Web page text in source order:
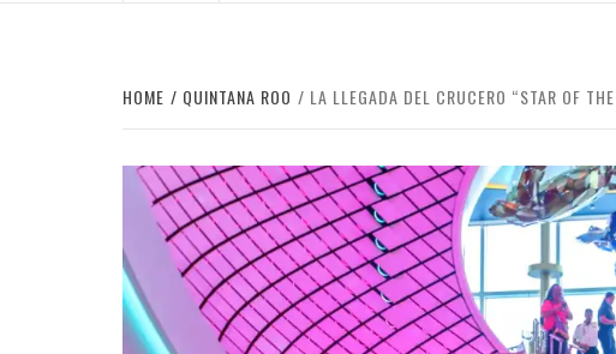
HOME QUINTANA ROO LA LLEGADA DEL CRUCERO “STAR OF